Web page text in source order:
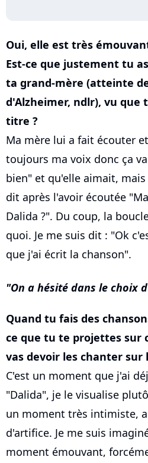
Oui, elle est très
Est-ce que justement tu
ta grand-mère (atteinte
d'Alzheimer, ndlr), vu que
titre ?
Ma mère lui a fait écouter
toujours ma voix donc ça
bien" et qu'elle aimait,
dit après l'avoir écoutée
Dalida ?". Du coup, la
quoi. Je me suis dit : "Ok
que j'ai écrit la chanson".
On a hésité dans le choix
Quand tu fais des
ce que tu te projettes sur
vas devoir les chanter sur
C'est un moment que j'ai
"Dalida", je le visualise
un moment très intimiste,
d'artifice. Je me suis
moment émouvant,